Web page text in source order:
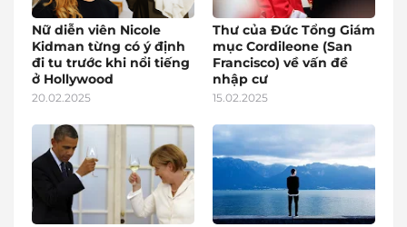
Nữ diễn viên Nicole
Kidman từng có ý định
đi tu trước khi nổi tiếng
ở Hollywood
20.02.2025
Thư của Đức Tổng Giám
mục Cordileone (San
Francisco) về vấn đề
nhập cư
15.02.2025